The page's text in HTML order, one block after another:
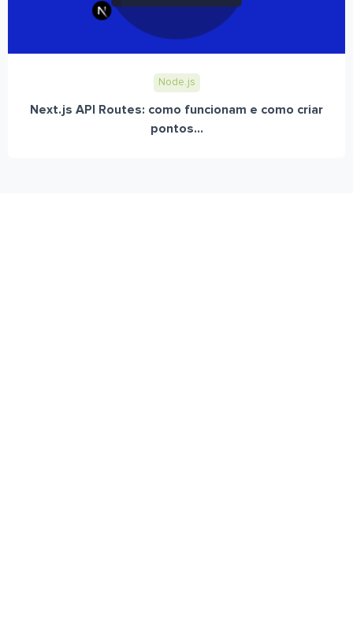
Node.js
Next.js API Routes: como funcionam e como criar
pontos...